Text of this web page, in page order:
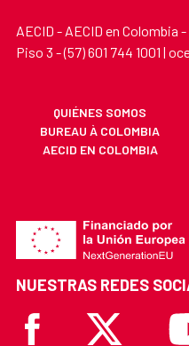
AECID - AECID en Colombia
Piso 3 - (57) 601 744 1001 |
QUIÉNES SOMOS
BUREAU À COLOMBIA
AECID EN COLOMBIA
NUESTRAS REDES
Facebook X